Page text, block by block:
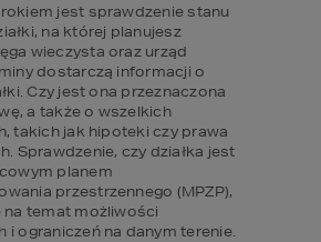
jest sprawdzenie stanu
na której planujesz
wieczysta oraz urząd
dostarczą informacji o
Czy jest ona przeznaczona
a także o wszelkich
takich jak hipoteki czy prawa
Sprawdzenie, czy działka jest
planem
przestrzennego (MPZP),
na temat możliwości
i ograniczeń na danym terenie.